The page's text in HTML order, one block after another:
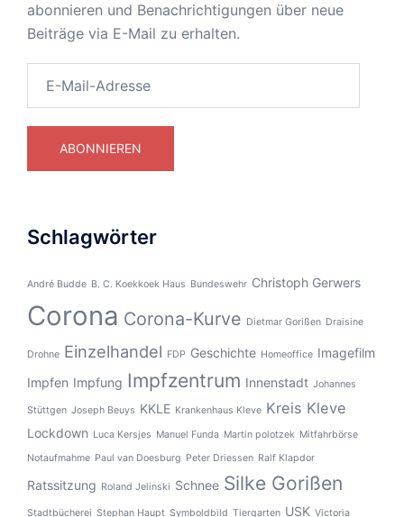
abonnieren und Benachrichtigungen über neue
Beiträge via E-Mail zu erhalten.
ABONNIEREN
Schlagwörter
André Budde B. C. Koekkoek Haus Bundeswehr Christoph Gerwers
Corona Corona-Kurve Dietmar Gorißen Draisine
Drohne Einzelhandel FDP Geschichte Homeoffice Imagefilm
Impfen Impfung Impfzentrum Innenstadt Johannes
Stüttgen Joseph Beuys KKLE Krankenhaus Kleve Kreis Kleve
Lockdown Luca Kersjes Manuel Funda Martin polotzek Mitfahrbörse
Notaufmahme Paul van Doesburg Peter Driessen Ralf Klapdor
Ratssitzung Roland Jelinski Schnee Silke Gorißen
Stadtbücherei Stephan Haupt Symboldbild Tiergarten USK Victoria